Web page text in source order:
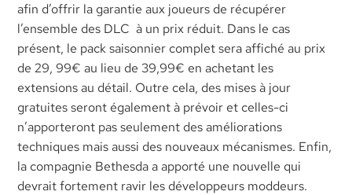
afin d’offrir la garantie aux joueurs de récupérer
l’ensemble des DLC à un prix réduit. Dans le cas
présent, le pack saisonnier complet sera affiché au prix
de 29, 99€ au lieu de 39,99€ en achetant les
extensions au détail. Outre cela, des mises à jour
gratuites seront également à prévoir et celles-ci
n’apporteront pas seulement des améliorations
techniques mais aussi des nouveaux mécanismes. Enfin,
la compagnie Bethesda a apporté une nouvelle qui
devrait fortement ravir les développeurs moddeurs.